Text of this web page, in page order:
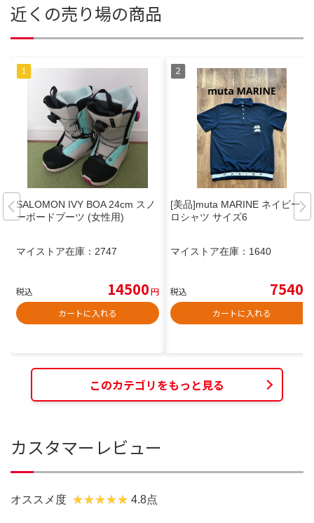
近くの売り場の商品
SALOMON IVY BOA 24cm スノ
ーボードブーツ (女性用)
マイストア在庫： 2747
税込 14500円
カートに入れる
[美品]muta MARINE ネイビー ポ
ロシャツ サイズ6
マイストア在庫： 1640
税込 7540
カートに入れる
このカテゴリをもっと見る
カスタマーレビュー
オススメ度 4.8点